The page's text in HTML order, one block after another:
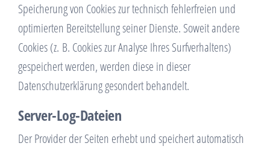
Speicherung von Cookies zur technisch fehlerfreien und
optimierten Bereitstellung seiner Dienste. Soweit andere
Cookies (z. B. Cookies zur Analyse Ihres Surfverhaltens)
gespeichert werden, werden diese in dieser
Datenschutzerklärung gesondert behandelt.
Server-Log-Dateien
Der Provider der Seiten erhebt und speichert automatisch